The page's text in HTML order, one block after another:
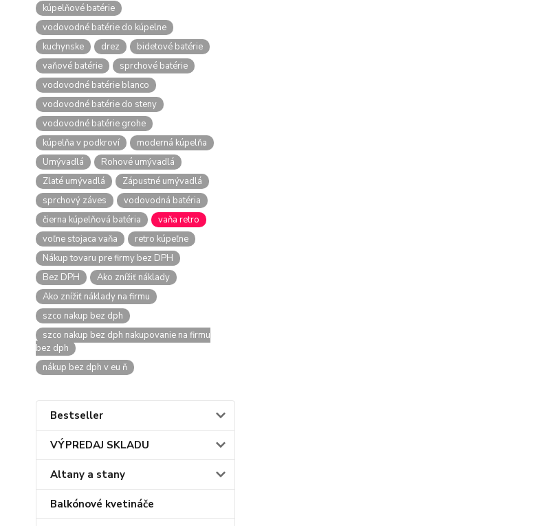
kúpelňové batérie
vodovodné batérie do kúpelne
kuchynske
drez
bidetové batérie
vaňové batérie
sprchové batérie
vodovodné batérie blanco
vodovodné batérie do steny
vodovodné batérie grohe
kúpelňa v podkroví
moderná kúpelňa
Umývadlá
Rohové umývadlá
Zlaté umývadlá
Zápustné umývadlá
sprchový záves
vodovodná batéria
čierna kúpelňová batéria
vaňa retro
voľne stojaca vaňa
retro kúpeľne
Nákup tovaru pre firmy bez DPH
Bez DPH
Ako znížiť náklady
Ako znížiť náklady na firmu
szco nakup bez dph
szco nakup bez dph nakupovanie na firmu
bez dph
nákup bez dph v eu ň
Bestseller
VÝPREDAJ SKLADU
Altany a stany
Balkónové kvetináče